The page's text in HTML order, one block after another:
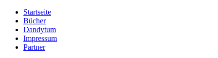
Startseite
Bücher
Dandytum
Impressum
Partner